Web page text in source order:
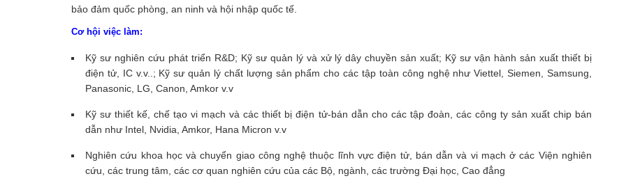
bảo đảm quốc phòng, an ninh và hội nhập quốc tế.
Cơ hội việc làm:
Kỹ sư nghiên cứu phát triển R&D; Kỹ sư quản lý và xử lý dây chuyền sản xuất; Kỹ sư vận hành sản xuất thiết bị
điện tử, IC v.v..; Kỹ sư quản lý chất lượng sản phẩm cho các tập toàn công nghệ như Viettel, Siemen, Samsung,
Panasonic, LG, Canon, Amkor v.v
Kỹ sư thiết kế, chế tạo vi mạch và các thiết bị điện tử-bán dẫn cho các tập đoàn, các công ty sản xuất chip bán
dẫn như Intel, Nvidia, Amkor, Hana Micron v.v
Nghiên cứu khoa học và chuyển giao công nghệ thuộc lĩnh vực điện tử, bán dẫn và vi mạch ở các Viện nghiên
cứu, các trung tâm, các cơ quan nghiên cứu của các Bộ, ngành, các trường Đại học, Cao đẳng